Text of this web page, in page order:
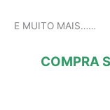
E MUITO MAIS……
COMPRA